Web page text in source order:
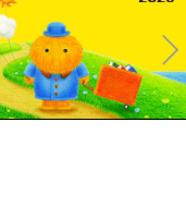
Ne
xt